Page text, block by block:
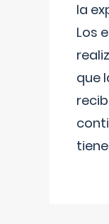
la
Los
que